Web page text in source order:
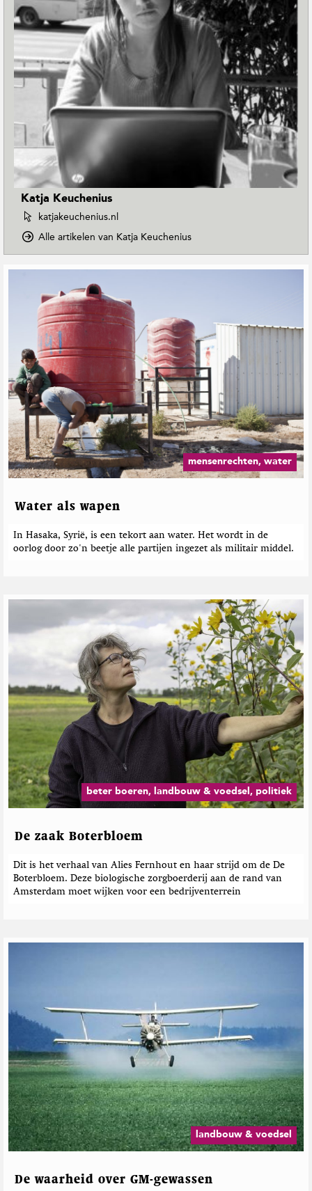
Katja Keuchenius
W
b
s
i
e
v
a
n
K
a
t
j
a
K
e
u
c
h
e
i
s
katjakeuchenius.nl
Alle artikelen van Katja Keucheniuso
o
E
a
r
t
h
M
a
g
a
z
i
G
e
e
b
e
mensenrechten, water
Water als wapen
In Hasaka, Syrië, is een tekort aan water. Het wordt in de
oorlog door zo'n beetje alle partijen ingezet als militair middel.
beter boeren, landbouw & voedsel, politiek
De zaak Boterbloem
Dit is het verhaal van Alies Fernhout en haar strijd om de De
Boterbloem. Deze biologische zorgboerderij aan de rand van
Amsterdam moet wijken voor een bedrijventerrein
landbouw & voedsel
De waarheid over GM-gewassen